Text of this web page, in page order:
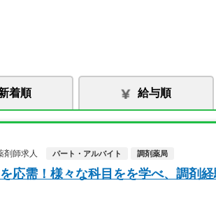
着順 給与順
師求人
パート・アルバイト 調剤薬局
応需！様々な科目をを学べ、調剤